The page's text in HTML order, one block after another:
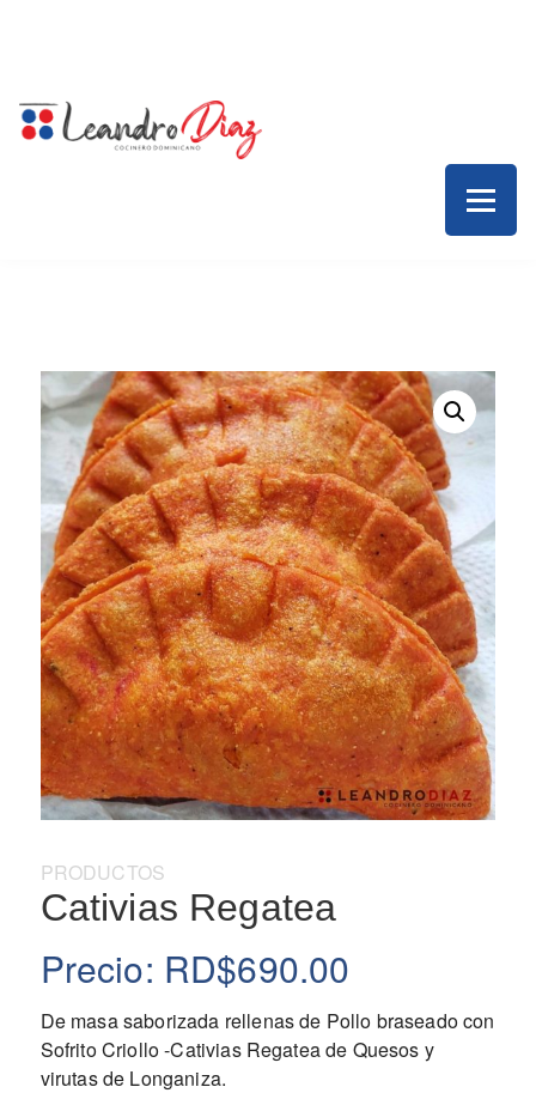
Categoría:
PRODUCTOS
Cativias Regatea
Precio: RD$690.00
De masa saborizada rellenas de Pollo braseado con
Sofrito Criollo -Cativias Regatea de Quesos y
virutas de Longaniza.